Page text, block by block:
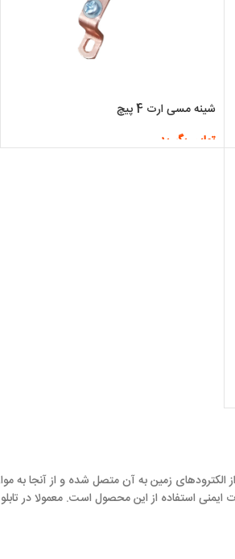
شینه مسی ارت 4 پیچ
تماس بگیرید
زمین به آن متصل شده و از آنجا به
شینه ها با وارنیش حرارتی از جمله نکات ایمنی استفاده از این محصول است. معمولا در